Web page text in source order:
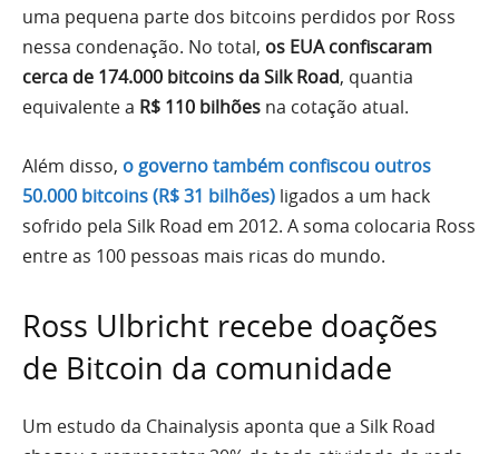
uma pequena parte dos bitcoins perdidos por Ross
nessa condenação. No total, os EUA confiscaram
cerca de 174.000 bitcoins da Silk Road, quantia
equivalente a R$ 110 bilhões na cotação atual.
Além disso, o governo também confiscou outros
50.000 bitcoins (R$ 31 bilhões) ligados a um hack
sofrido pela Silk Road em 2012. A soma colocaria Ross
entre as 100 pessoas mais ricas do mundo.
Ross Ulbricht recebe doações
de Bitcoin da comunidade
Um estudo da Chainalysis aponta que a Silk Road